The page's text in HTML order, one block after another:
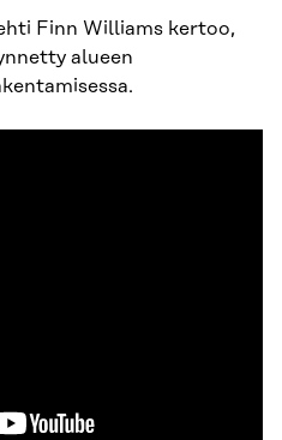
Finn Williams kertoo,
alueen